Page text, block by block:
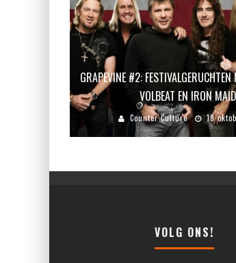
GRAPEVINE #2:
VOLBEAT EN IRON
Counter Culture 19
VOLG ONS!